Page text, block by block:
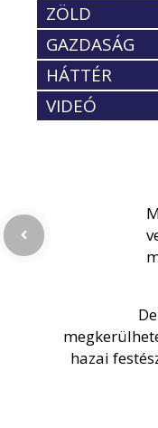
ZÖLD
GAZDASÁG
HÁTTÉR
VIDEÓ
hazai